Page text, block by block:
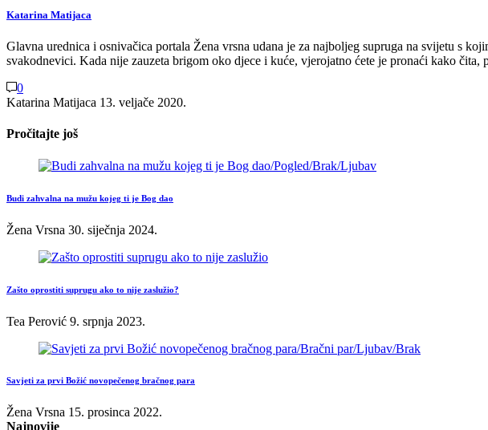
Katarina Matijaca
Glavna urednica i osnivačica portala Žena vrsna udana je za najboljeg supruga na svijetu s
svakodnevici. Kada nije zauzeta brigom oko djece i kuće, vjerojatno ćete je pronaći kako čita,
0
Katarina Matijaca 13. veljače 2020.
Pročitajte još
Budi zahvalna na mužu kojeg ti je Bog dao
Žena Vrsna 30. siječnja 2024.
Zašto oprostiti suprugu ako to nije zaslužio?
Tea Perović 9. srpnja 2023.
Savjeti za prvi Božić novopečenog bračnog para
Žena Vrsna 15. prosinca 2022.
Najnovije